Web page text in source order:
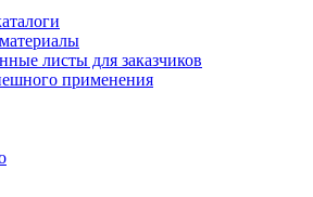
листы для заказчиков
применения